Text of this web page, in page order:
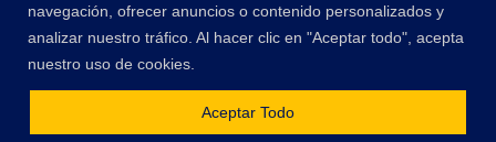
navegación, ofrecer anuncios o contenido personalizados y
analizar nuestro tráfico. Al hacer clic en "Aceptar todo", acepta
nuestro uso de cookies.
Aceptar Todo